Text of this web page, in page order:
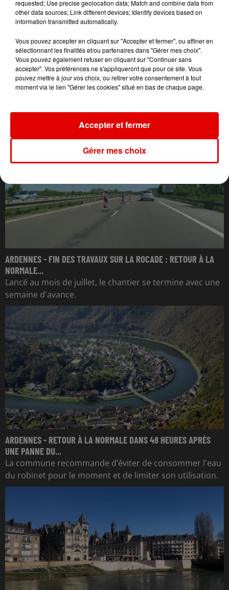
ARDENNES - FIN DES TRAVAUX SUR LA ROCADE : RETOUR À LA
NORMALE...
Lancé au mois de juillet, le chantier se termine avec une
semaine d'avance.
ARDENNES - RETOUR À LA NORMALE DANS 48 HEURES APRÈS
UNE PANNE DU...
La commune recommande d’éviter de consommer l'eau
du robinet pour le moment et de limiter son utilisation.
requested; Use precise geolocation data; Match and combine data from
other data sources; Link different devices; Identify devices based on
information transmitted automatically.
Vous pouvez accepter en cliquant sur "Accepter et fermer", ou affiner en
sélectionnant les finalités et/ou partenaires dans "Gérer mes choix".
Vous pouvez également refuser en cliquant sur "Continuer sans
accepter". Vos préférences ne s'appliqueront que pour ce site. Vous
pouvez mettre à jour vos choix, ou retirer votre consentement à tout
moment via le lien "Gérer les cookies" situé en bas de chaque page.
Gérer mes choix
Accepter et fermer